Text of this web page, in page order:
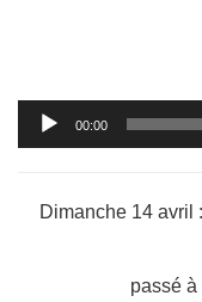
Lecteur
audio
00:00
Dimanche 14 avril
passé à